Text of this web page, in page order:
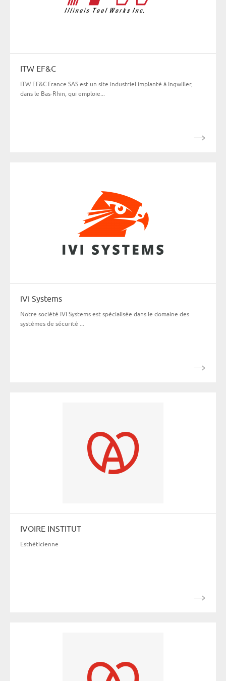
ITW EF&C
ITW EF&C France SAS est un site industriel implanté à Ingwiller,
dans le Bas-Rhin, qui emploie...
iVi Systems
Notre société IVI Systems est spécialisée dans le domaine des
systèmes de sécurité ...
IVOIRE INSTITUT
Esthéticienne